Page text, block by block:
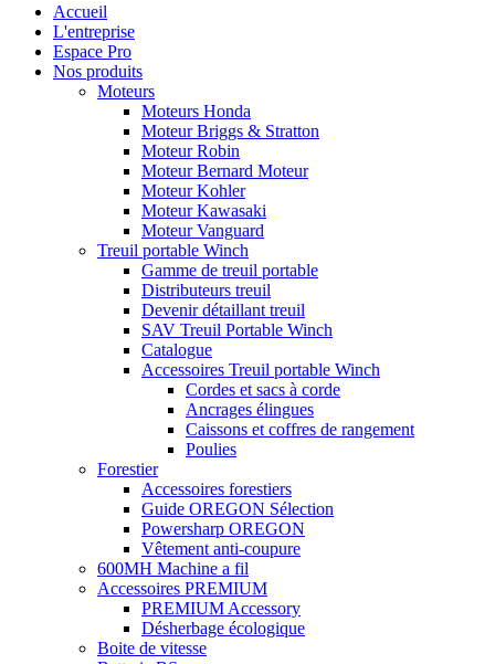
Accueil
L'entreprise
Espace Pro
Nos produits
Moteurs
Moteurs Honda
Moteur Briggs & Stratton
Moteur Robin
Moteur Bernard Moteur
Moteur Kohler
Moteur Kawasaki
Moteur Vanguard
Treuil portable Winch
Gamme de treuil portable
Distributeurs treuil
Devenir détaillant treuil
SAV Treuil Portable Winch
Catalogue
Accessoires Treuil portable Winch
Cordes et sacs à corde
Ancrages élingues
Caissons et coffres de rangement
Poulies
Forestier
Accessoires forestiers
Guide OREGON Sélection
Powersharp OREGON
Vêtement anti-coupure
600MH Machine a fil
Accessoires PREMIUM
PREMIUM Accessory
Désherbage écologique
Boite de vitesse